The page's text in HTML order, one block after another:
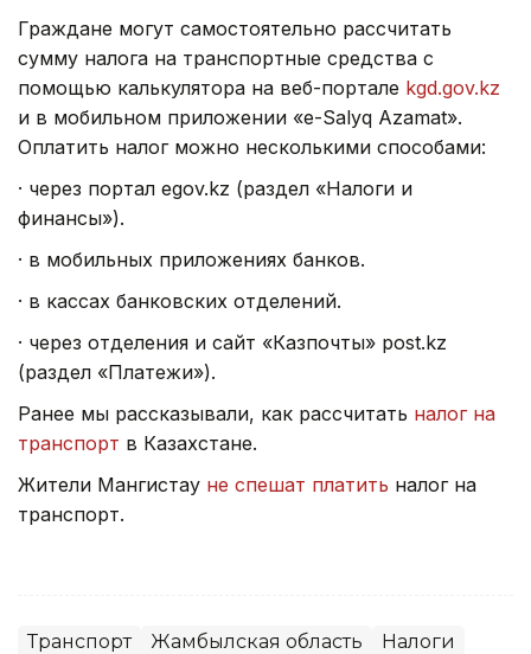
Граждане могут самостоятельно рассчитать
сумму налога на транспортные средства с
помощью калькулятора на веб-портале kgd.gov.kz
и в мобильном приложении «e-Salyq Azamat».
Оплатить налог можно несколькими способами:
· через портал egov.kz (раздел «Налоги и
финансы»).
· в мобильных приложениях банков.
· в кассах банковских отделений.
· через отделения и сайт «Казпочты» post.kz
(раздел «Платежи»).
Ранее мы рассказывали, как рассчитать налог на
транспорт в Казахстане.
Жители Мангистау не спешат платить налог на
транспорт.
Транспорт Жамбылская область Налоги